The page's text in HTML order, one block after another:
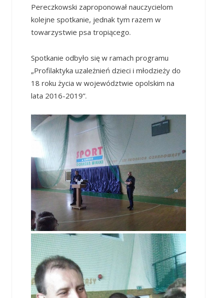
Pereczkowski zaproponował nauczycielom
kolejne spotkanie, jednak tym razem w
towarzystwie psa tropiącego.
Spotkanie odbyło się w ramach programu
„Profilaktyka uzależnień dzieci i młodzieży do
18 roku życia w województwie opolskim na
lata 2016-2019”.